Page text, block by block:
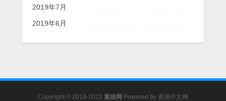
2019年7月
2019年6月
Copyright © 2019-2023 素描网 Powered by 素描中文网